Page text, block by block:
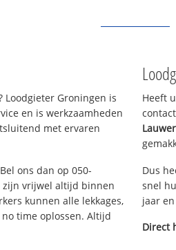
Loodgieter Groningen is
en is werkzaamheden
met ervaren
ons dan op 050-
zijn vrijwel altijd binnen
kunnen alle lekkages,
time oplossen. Altijd
Heeft
Dus
snel
jaar
Direct